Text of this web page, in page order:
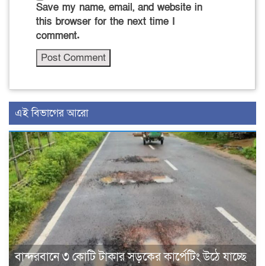
Save my name, email, and website in
this browser for the next time I
comment.
এই বিভাগের আরো
বান্দরবানে ৩ কোটি টাকার সড়কের কার্পেটিং উঠে যাচ্ছে